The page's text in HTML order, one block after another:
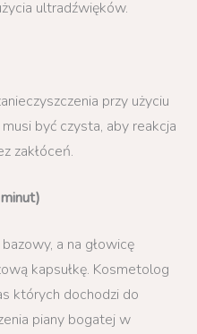
ultradźwięków.
przy użyciu
być czysta, aby reakcja
zakłóceń.
a na głowicę
kapsułkę. Kosmetolog
których dochodzi do
piany bogatej w